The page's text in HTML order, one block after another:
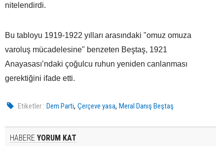
nitelendirdi.
Bu tabloyu 1919-1922 yılları arasındaki "omuz omuza
varoluş mücadelesine" benzeten Beştaş, 1921
Anayasası’ndaki çoğulcu ruhun yeniden canlanması
gerektiğini ifade etti.
Etiketler : Dem Parti,Çerçeve yasa,Meral Danış Beştaş
HABERE YORUM KAT